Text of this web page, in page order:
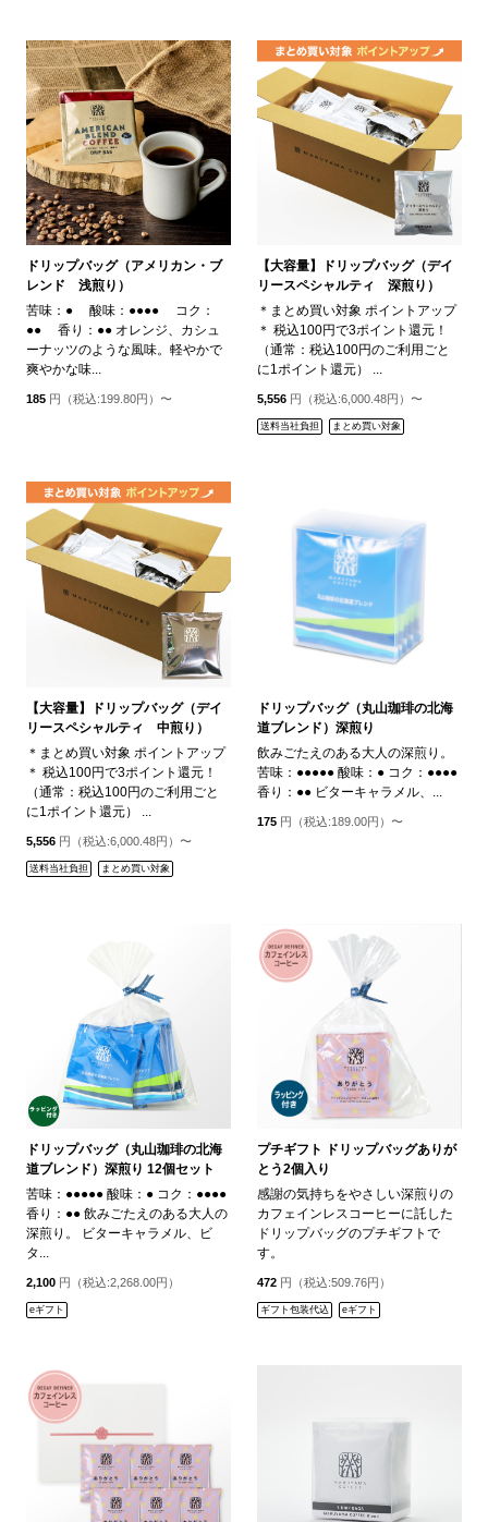
ドリップバッグ（アメリカン・ブ
レンド 浅煎り）
苦味：● 酸味：●●●● コク：
●● 香り：●● オレンジ、カシュ
ーナッツのような風味。軽やかで
爽やかな味...
185 円（税込:199.80円）〜
【大容量】ドリップバッグ（デイ
リースペシャルティ 深煎り）
＊まとめ買い対象 ポイントアップ
＊ 税込100円で3ポイント還元！
（通常：税込100円のご利用ごと
に1ポイント還元） ...
5,556 円（税込:6,000.48円）〜
送料当社負担 まとめ買い対象
【大容量】ドリップバッグ（デイ
リースペシャルティ 中煎り）
＊まとめ買い対象 ポイントアップ
＊ 税込100円で3ポイント還元！
（通常：税込100円のご利用ごと
に1ポイント還元） ...
5,556 円（税込:6,000.48円）〜
送料当社負担 まとめ買い対象
ドリップバッグ（丸山珈琲の北海
道ブレンド）深煎り
飲みごたえのある大人の深煎り。
苦味：●●●●● 酸味：● コク：●●●●
香り：●● ビターキャラメル、...
175 円（税込:189.00円）〜
ドリップバッグ（丸山珈琲の北海
道ブレンド）深煎り 12個セット
苦味：●●●●● 酸味：● コク：●●●●
香り：●● 飲みごたえのある大人の
深煎り。 ビターキャラメル、ビ
タ...
2,100 円（税込:2,268.00円）
eギフト
プチギフト ドリップバッグありが
とう2個入り
感謝の気持ちをやさしい深煎りの
カフェインレスコーヒーに託した
ドリップバッグのプチギフトで
す。
472 円（税込:509.76円）
ギフト包装代込 eギフト